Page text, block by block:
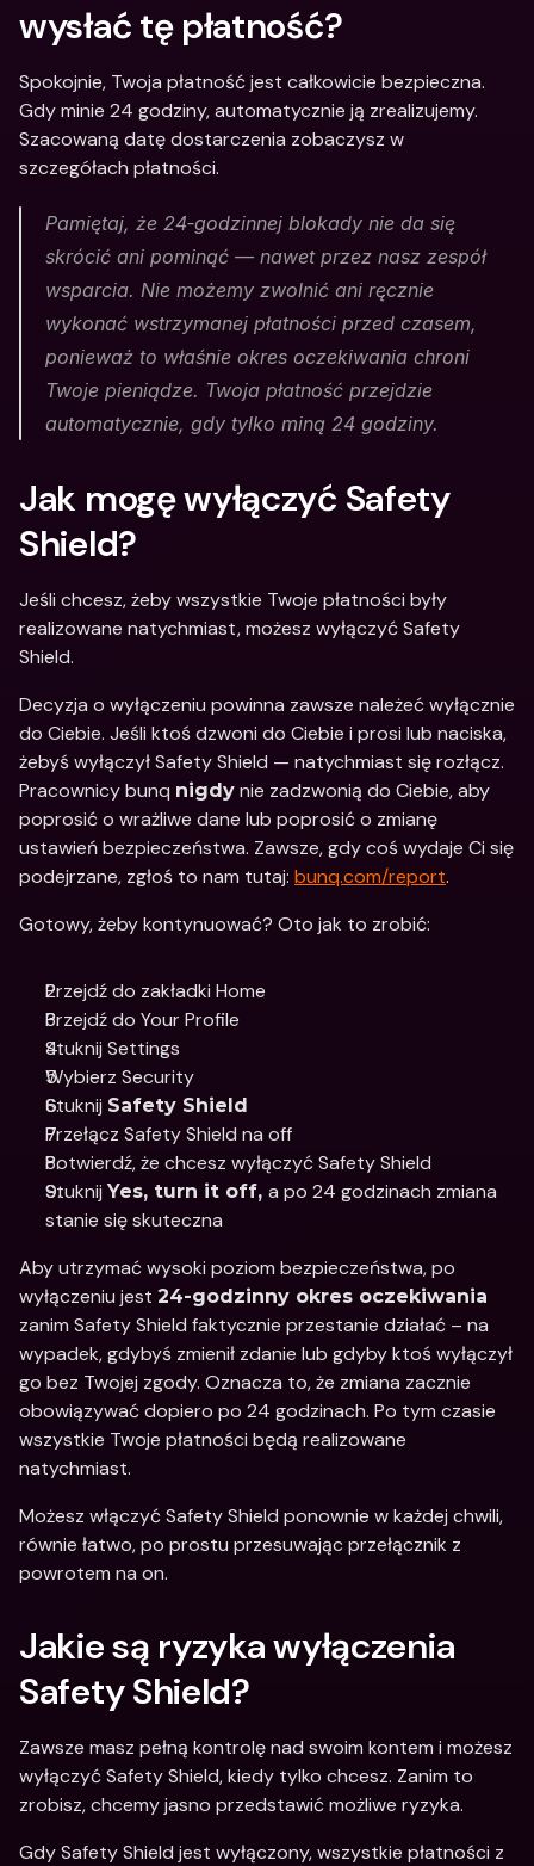
wysłać tę płatność?
Spokojnie, Twoja płatność jest całkowicie bezpieczna.
Gdy minie 24 godziny, automatycznie ją zrealizujemy.
Szacowaną datę dostarczenia zobaczysz w
szczegółach płatności.
Pamiętaj, że 24‑godzinnej blokady nie da się
skrócić ani pominąć — nawet przez nasz zespół
wsparcia. Nie możemy zwolnić ani ręcznie
wykonać wstrzymanej płatności przed czasem,
ponieważ to właśnie okres oczekiwania chroni
Twoje pieniądze. Twoja płatność przejdzie
automatycznie, gdy tylko miną 24 godziny.
Jak mogę wyłączyć Safety
Shield?
Jeśli chcesz, żeby wszystkie Twoje płatności były
realizowane natychmiast, możesz wyłączyć Safety
Shield.
Decyzja o wyłączeniu powinna zawsze należeć wyłącznie
do Ciebie. Jeśli ktoś dzwoni do Ciebie i prosi lub naciska,
żebyś wyłączył Safety Shield — natychmiast się rozłącz.
Pracownicy bunq nigdy nie zadzwonią do Ciebie, aby
poprosić o wrażliwe dane lub poprosić o zmianę
ustawień bezpieczeństwa. Zawsze, gdy coś wydaje Ci się
podejrzane, zgłoś to nam tutaj: bunq.com/report.
Gotowy, żeby kontynuować? Oto jak to zrobić:
Przejdź do zakładki Home
Przejdź do Your Profile
Stuknij Settings
Wybierz Security
Stuknij Safety Shield
Przełącz Safety Shield na off
Potwierdź, że chcesz wyłączyć Safety Shield
Stuknij Yes, turn it off, a po 24 godzinach zmiana
stanie się skuteczna
Aby utrzymać wysoki poziom bezpieczeństwa, po
wyłączeniu jest 24‑godzinny okres oczekiwania
zanim Safety Shield faktycznie przestanie działać – na
wypadek, gdybyś zmienił zdanie lub gdyby ktoś wyłączył
go bez Twojej zgody. Oznacza to, że zmiana zacznie
obowiązywać dopiero po 24 godzinach. Po tym czasie
wszystkie Twoje płatności będą realizowane
natychmiast.
Możesz włączyć Safety Shield ponownie w każdej chwili,
równie łatwo, po prostu przesuwając przełącznik z
powrotem na on.
Jakie są ryzyka wyłączenia
Safety Shield?
Zawsze masz pełną kontrolę nad swoim kontem i możesz
wyłączyć Safety Shield, kiedy tylko chcesz. Zanim to
zrobisz, chcemy jasno przedstawić możliwe ryzyka.
Gdy Safety Shield jest wyłączony, wszystkie płatności z